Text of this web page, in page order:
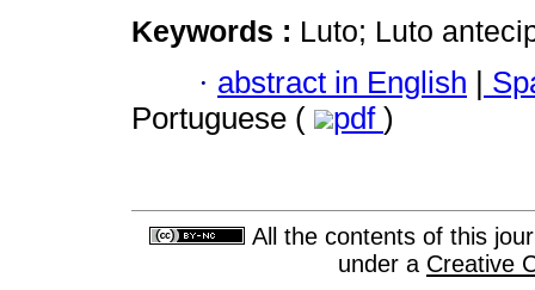
Keywords : Luto; Luto
· abstract in English |
Portuguese (
pdf )
All the contents of this
under a Creative